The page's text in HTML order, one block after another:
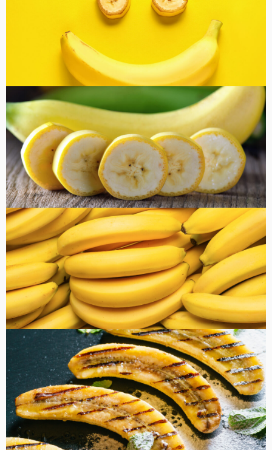
コラム
健康・美容
FOOD